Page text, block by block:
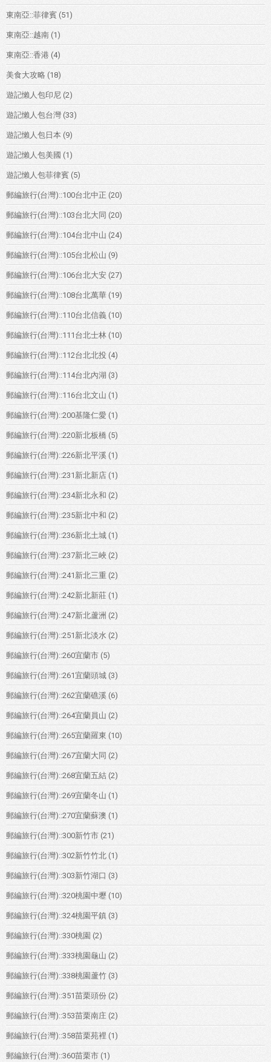
東南亞::菲律賓 (51)
東南亞::越南 (1)
東南亞::香港 (4)
美食大攻略 (18)
遊記懶人包印尼 (2)
遊記懶人包台灣 (33)
遊記懶人包日本 (9)
遊記懶人包美國 (1)
遊記懶人包菲律賓 (5)
郵編旅行(台灣)::100台北中正 (20)
郵編旅行(台灣)::103台北大同 (20)
郵編旅行(台灣)::104台北中山 (24)
郵編旅行(台灣)::105台北松山 (9)
郵編旅行(台灣)::106台北大安 (27)
郵編旅行(台灣)::108台北萬華 (19)
郵編旅行(台灣)::110台北信義 (10)
郵編旅行(台灣)::111台北士林 (10)
郵編旅行(台灣)::112台北北投 (4)
郵編旅行(台灣)::114台北內湖 (3)
郵編旅行(台灣)::116台北文山 (1)
郵編旅行(台灣)::200基隆仁愛 (1)
郵編旅行(台灣)::220新北板橋 (5)
郵編旅行(台灣)::226新北平溪 (1)
郵編旅行(台灣)::231新北新店 (1)
郵編旅行(台灣)::234新北永和 (2)
郵編旅行(台灣)::235新北中和 (2)
郵編旅行(台灣)::236新北土城 (1)
郵編旅行(台灣)::237新北三峽 (2)
郵編旅行(台灣)::241新北三重 (2)
郵編旅行(台灣)::242新北新莊 (1)
郵編旅行(台灣)::247新北蘆洲 (2)
郵編旅行(台灣)::251新北淡水 (2)
郵編旅行(台灣)::260宜蘭市 (5)
郵編旅行(台灣)::261宜蘭頭城 (3)
郵編旅行(台灣)::262宜蘭礁溪 (6)
郵編旅行(台灣)::264宜蘭員山 (2)
郵編旅行(台灣)::265宜蘭羅東 (10)
郵編旅行(台灣)::267宜蘭大同 (2)
郵編旅行(台灣)::268宜蘭五結 (2)
郵編旅行(台灣)::269宜蘭冬山 (1)
郵編旅行(台灣)::270宜蘭蘇澳 (1)
郵編旅行(台灣)::300新竹市 (21)
郵編旅行(台灣)::302新竹竹北 (1)
郵編旅行(台灣)::303新竹湖口 (3)
郵編旅行(台灣)::320桃園中壢 (10)
郵編旅行(台灣)::324桃園平鎮 (3)
郵編旅行(台灣)::330桃園 (2)
郵編旅行(台灣)::333桃園龜山 (2)
郵編旅行(台灣)::338桃園蘆竹 (3)
郵編旅行(台灣)::351苗栗頭份 (2)
郵編旅行(台灣)::353苗栗南庄 (2)
郵編旅行(台灣)::358苗栗苑裡 (1)
郵編旅行(台灣)::360苗栗市 (1)